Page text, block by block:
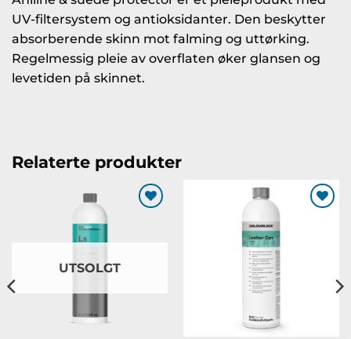
UV-filtersystem og antioksidanter. Den beskytter
absorberende skinn mot falming og uttørking.
Regelmessig pleie av overflaten øker glansen og
levetiden på skinnet.
Relaterte produkter
UTSOLGT